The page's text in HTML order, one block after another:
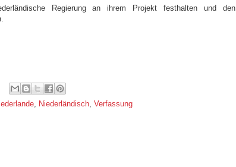
Regierung an ihrem Projekt festhalten und den
, Niederländisch, Verfassung